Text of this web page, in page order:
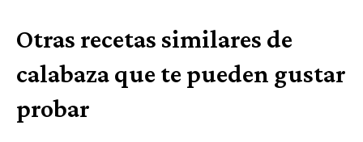
Otras recetas similares de
calabaza que te pueden gustar
probar